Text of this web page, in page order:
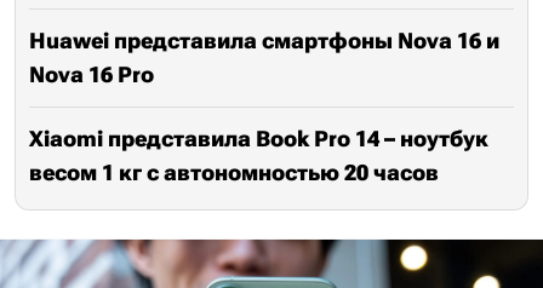
Huawei представила смартфоны Nova 16 и
Nova 16 Pro
Xiaomi представила Book Pro 14 – ноутбук
весом 1 кг с автономностью 20 часов